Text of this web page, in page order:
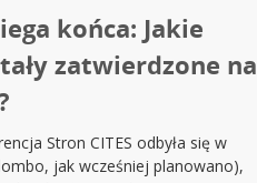
końca: Jakie
zatwierdzone na
Stron CITES odbyła się w
jak wcześniej planowano),